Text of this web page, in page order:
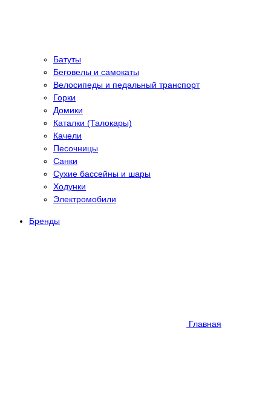
Батуты
Беговелы и самокаты
Велосипеды и педальный транспорт
Горки
Домики
Каталки (Талокары)
Качели
Песочницы
Санки
Сухие бассейны и шары
Ходунки
Электромобили
Бренды
Главная